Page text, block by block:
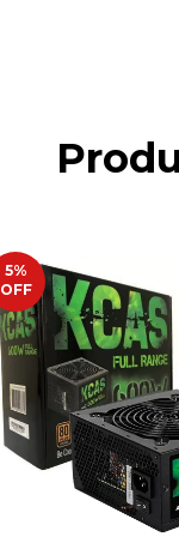
5%
OFF